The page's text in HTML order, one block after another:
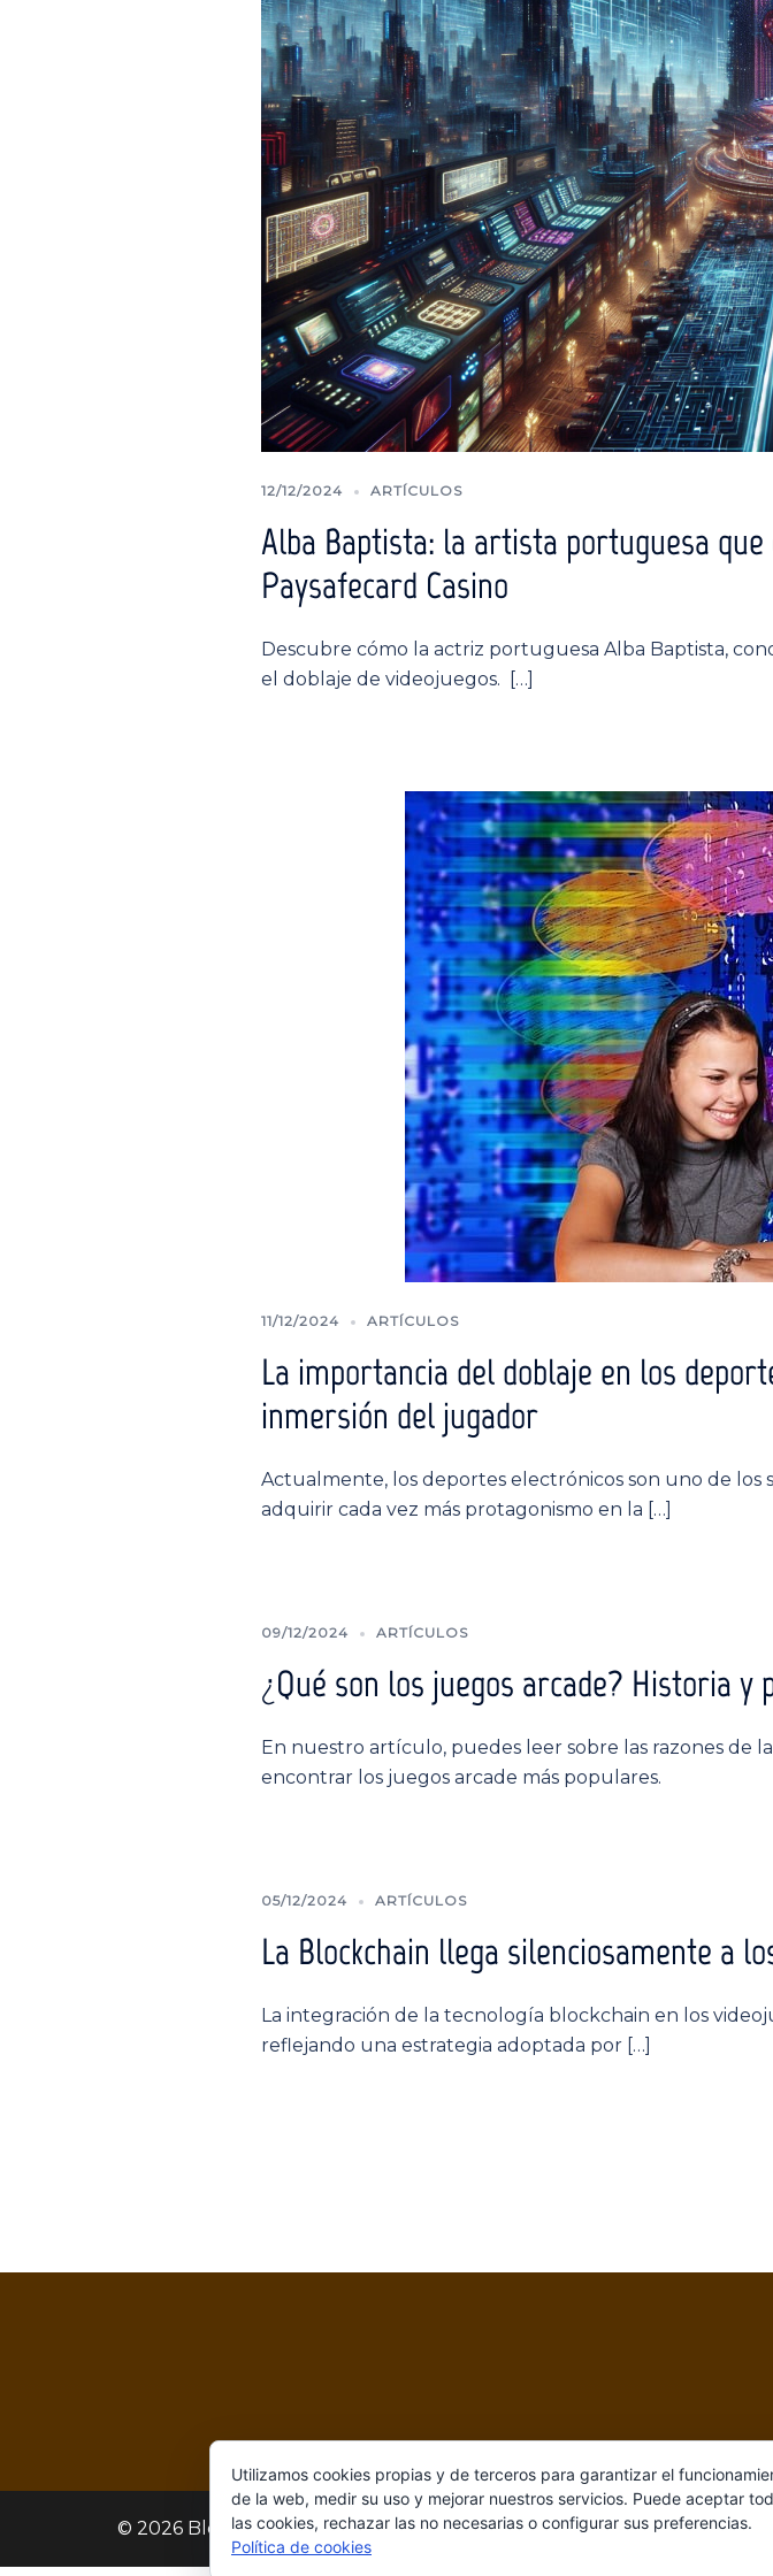
12/12/2024 ARTÍCULOS
Alba Baptista: la artista portuguesa
Paysafecard Casino
Descubre cómo la actriz portuguesa Alba Baptista,
el doblaje de videojuegos. […]
11/12/2024 ARTÍCULOS
La importancia del doblaje en los
inmersión del jugador
Actualmente, los deportes electrónicos son uno de los
adquirir cada vez más protagonismo en la […]
09/12/2024 ARTÍCULOS
¿Qué son los juegos arcade? Historia y
En nuestro artículo, puedes leer sobre las razones de
encontrar los juegos arcade más populares.
05/12/2024 ARTÍCULOS
La Blockchain llega silenciosamente a
La integración de la tecnología blockchain en los
reflejando una estrategia adoptada por […]
© 2026 Blog Videojuegos. Funciona gracias aSydney
Utilizamos cookies propias y de terceros para garantizar el
de la web, medir su uso y mejorar nuestros servicios. Puede aceptar
las cookies, rechazar las no necesarias o configurar sus preferencias.
Política de cookies